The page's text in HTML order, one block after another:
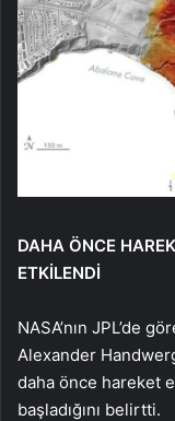
DAHA ÖNCE
ETKİLENDİ
NASA’nın JPL’de
Alexander
daha önce hareket
başladığını belirtti.